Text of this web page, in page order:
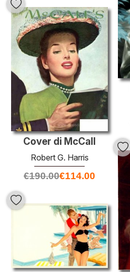
Cover di McCall
Robert G. Harris
€190.00€114.00